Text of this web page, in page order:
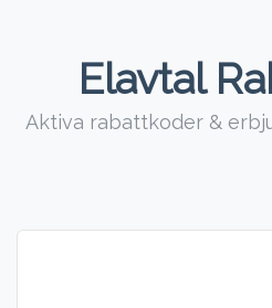
Elavtal
Aktiva rabattkoder &